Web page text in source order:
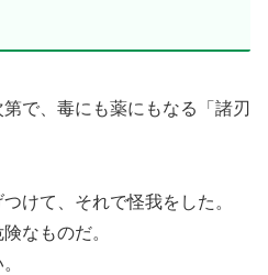
で、毒にも薬にもなる「諸刃
けて、それで怪我をした。
なものだ。